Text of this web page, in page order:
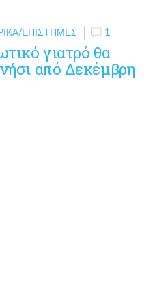
ΕΠΙΣΤΉΜΕΣ 1
γιατρό θα
από Δεκέμβρη